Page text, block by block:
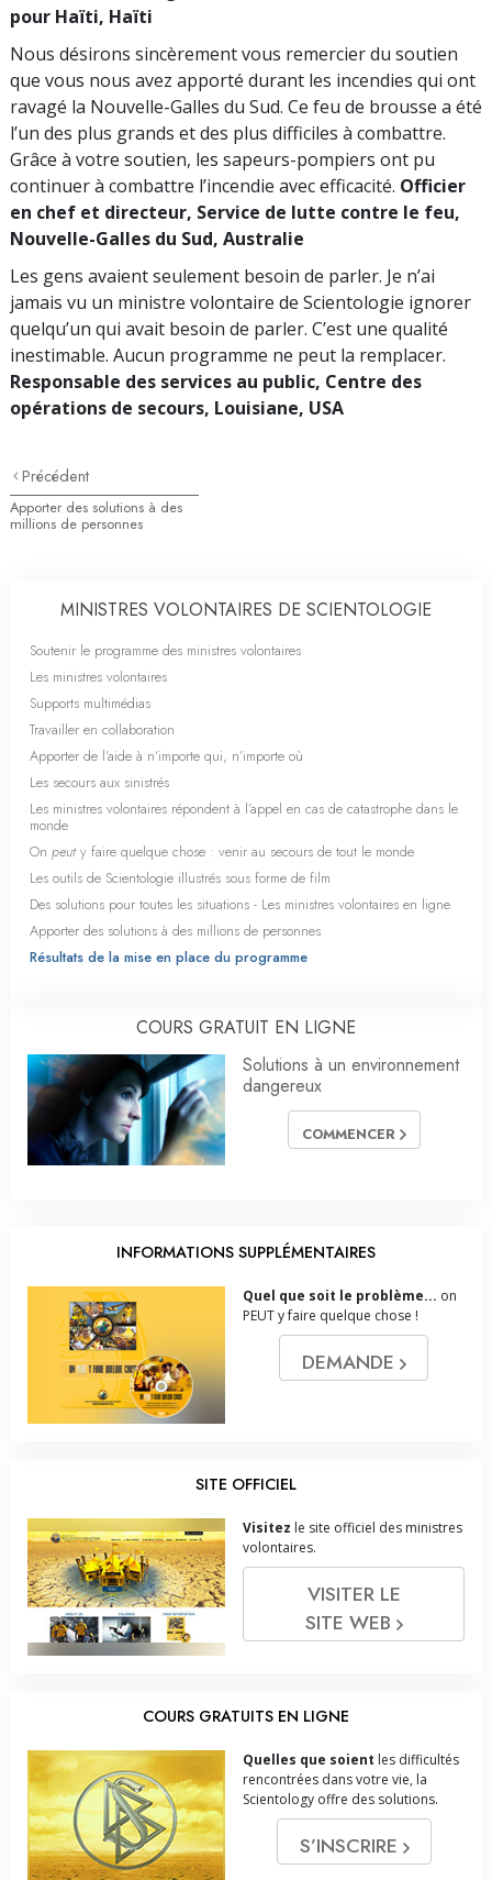
pour Haïti, Haïti
Nous désirons sincèrement vous remercier du soutien
que vous nous avez apporté durant les incendies qui ont
ravagé la Nouvelle-Galles du Sud. Ce feu de brousse a été
l’un des plus grands et des plus difficiles à combattre.
Grâce à votre soutien, les sapeurs-pompiers ont pu
continuer à combattre l’incendie avec efficacité. Officier
en chef et directeur, Service de lutte contre le feu,
Nouvelle-Galles du Sud, Australie
Les gens avaient seulement besoin de parler. Je n’ai
jamais vu un ministre volontaire de Scientologie ignorer
quelqu’un qui avait besoin de parler. C’est une qualité
inestimable. Aucun programme ne peut la remplacer.
Responsable des services au public, Centre des
opérations de secours, Louisiane, USA
Précédent
Apporter des solutions à des
millions de personnes
MINISTRES VOLONTAIRES DE SCIENTOLOGIE
Soutenir le programme des ministres volontaires
Les ministres volontaires
Supports multimédias
Travailler en collaboration
Apporter de l’aide à n’importe qui, n’importe où
Les secours aux sinistrés
Les ministres volontaires répondent à l’appel en cas de catastrophe dans le
monde
On peuty faire quelque chose : venir au secours de tout le monde
Les outils de Scientologie illustrés sous forme de film
Des solutions pour toutes les situations - Les ministres volontaires en ligne
Apporter des solutions à des millions de personnes
Résultats de la mise en place du programme
COURS GRATUIT EN LIGNE
Solutions à un environnement
dangereux
COMMENCER
INFORMATIONS SUPPLÉMENTAIRES
Quel que soit le problème... on
PEUT y faire quelque chose !
DEMANDE
SITE OFFICIEL
Visitez le site officiel des ministres
volontaires.
VISITER LE
SITE WEB
COURS GRATUITS EN LIGNE
Quelles que soient les difficultés
rencontrées dans votre vie, la
Scientology offre des solutions.
S’INSCRIRE